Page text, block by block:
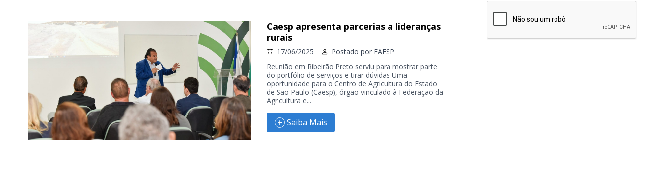
Caesp apresenta parcerias a lideranças
rurais
17/06/2025 Postado por FAESP
Reunião em Ribeirão Preto serviu para mostrar parte
do portfólio de serviços e tirar dúvidas Uma
oportunidade para o Centro de Agricultura do Estado
de São Paulo (Caesp), órgão vinculado à Federação da
Agricultura e...
Saiba Mais